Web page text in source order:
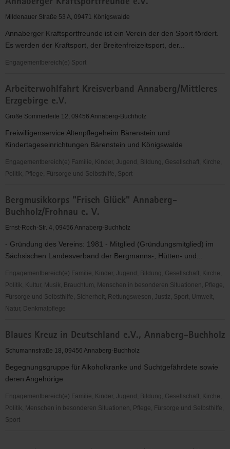
Brauerei
e.
Annaberger Kraftsportfreunde e.V.
Mildenauer Straße 53 A, 09471 Königswalde
Annaberger Kraftsportfreunde ist ein Verein der den Sport fördert.
Es werden der Kraftsport, der Breitenfreizeitsport, der...
Engagementbereich(e) Sport
Kraftsportfreunde
e.V.
Arbeiterwohlfahrt Kreisverband Annaberg/Mittleres
Erzgebirge e.V.
Große Sommerleite 12, 09456 Annaberg-Buchholz
Freiwilligenservice Altenpflegeheim Bärenstein und
Kindertageseinrichtungen Bärenstein und Königswalde
Engagementbereich(e) Familie, Kinder, Jugend, Bildung, Gesellschaft, Kirche,
Politik, Pflege, Fürsorge und Selbsthilfe, Sport
Kreisverband
Annaberg/Mittleres
Erzgebirge
Bergmusikkorps "Frisch Glück" Annaberg-
Buchholz/Frohnau e. V.
Ernst-Roch-Str. 4, 09456 Annaberg-Buchholz
- Gründung des Vereins: 1981 - Mitglied (Gründungsmitglied) im
Sächsischen Landesverband der Bergmanns-, Hütten- und...
Engagementbereich(e) Familie, Kinder, Jugend, Bildung, Gesellschaft, Kirche,
Politik, Kultur, Musik, Brauchtum, Menschen in besonderen Situationen, Pflege,
Fürsorge und Selbsthilfe, Sicherheit, Rettungswesen, Justiz, Sport, Umwelt,
Natur, Denkmalpflege
"Frisch
Glück"
Buchholz/Frohnau
e.
V.
Blaues Kreuz in Deutschland e.V., Annaberg-Buchholz
Schumannstraße 18, 09456 Annaberg-Buchholz
Begegnungsgruppe für Alkoholkranke und Suchtgefährdete sowie
deren Angehörige
Engagementbereich(e) Familie, Kinder, Jugend, Bildung, Gesellschaft, Kirche,
Politik, Menschen in besonderen Situationen, Pflege, Fürsorge und Selbsthilfe,
Sport